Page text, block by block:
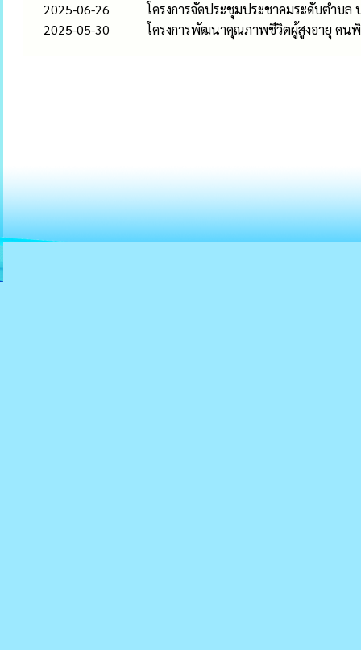
2025-06-26
โครงการจัดประชุมประชาคมระดับตำบ
2025-05-30
โครงการพัฒนาคุณภาพชีวิตผู้สูงอายุ คนพิ